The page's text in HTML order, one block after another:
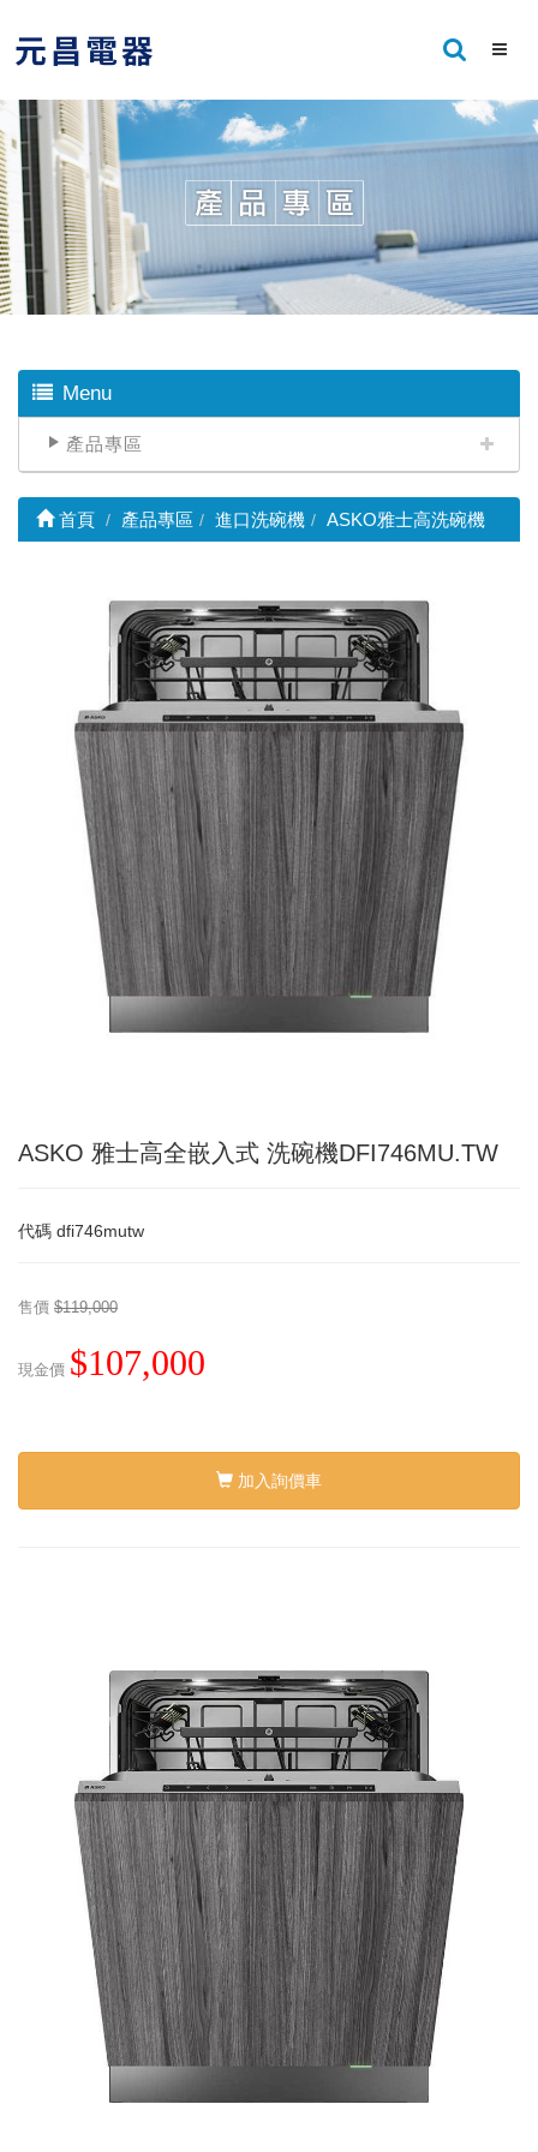
Menu
產品專區
首頁 產品專區 進口洗碗機 ASKO雅士高洗碗機
ASKO 雅士高全嵌入式 洗碗機DFI746MU.TW
代碼 dfi746mutw
售價 $119,000
現金價 $107,000
加入詢價車